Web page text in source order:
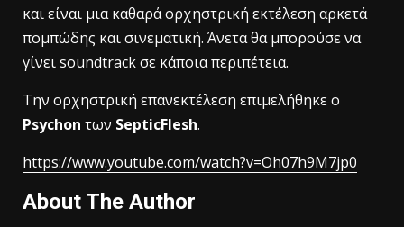
και είναι μια καθαρά ορχηστρική εκτέλεση αρκετά
πομπώδης και σινεματική. Άνετα θα μπορούσε να
γίνει soundtrack σε κάποια περιπέτεια.
Tην ορχηστρική επανεκτέλεση επιμελήθηκε ο
Psychon των SepticFlesh.
https://www.youtube.com/watch?v=Oh07h9M7jp0
About The Author